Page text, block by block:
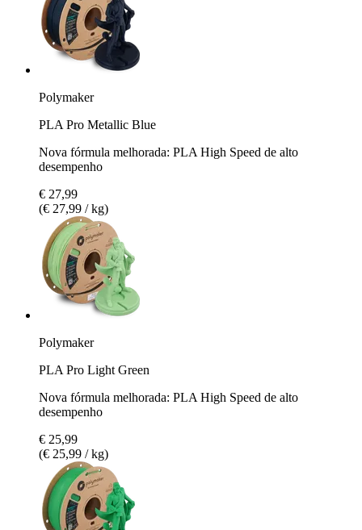
Polymaker
PLA Pro Metallic Blue
Nova fórmula melhorada: PLA High Speed de alto
desempenho
€ 27,99
(€ 27,99 / kg)
Polymaker
PLA Pro Light Green
Nova fórmula melhorada: PLA High Speed de alto
desempenho
€ 25,99
(€ 25,99 / kg)